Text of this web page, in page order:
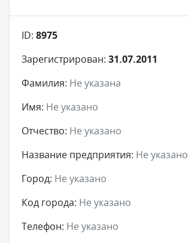
ID: 8975
Зарегистрирован: 31.07.2011
Фамилия: Не указана
Имя: Не указано
Отчество: Не указано
Название предприятия: Не указано
Город: Не указано
Код города: Не указано
Телефон: Не указано